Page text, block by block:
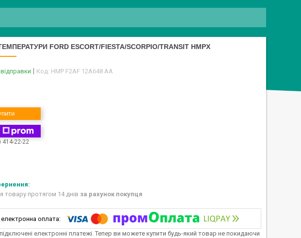
FORD ESCORT/FIESTA/SCORPIO/TRANSIT HMPX
Код: HMP F2AF 12A648 AA
414-22-22
товару протягом 14 днів за рахунок покупця
підключені електронні платежі. Тепер ви можете купити будь-який товар не покидаючи